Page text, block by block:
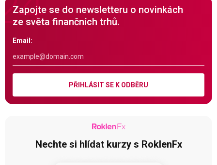
Zapojte se do newsletteru o novinkách
ze světa finančních trhů.
Email:
PŘIHLÁSIT SE K ODBĚRU
Nechte si hlídat kurzy s RoklenFx